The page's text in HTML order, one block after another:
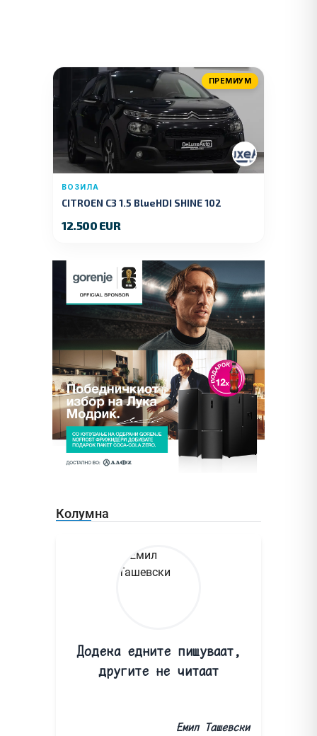
ПРЕМИУМ
ВОЗИЛА
CITROEN C3 1.5 BlueHDI SHINE 102
12.500 EUR
Колумна
Додека едните пишуваат,
другите не читаат
Емил Ташевски